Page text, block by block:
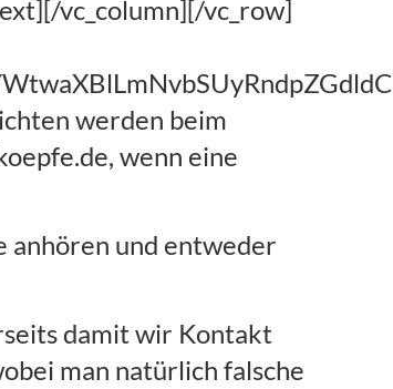
vc_column][/vc_row]
werden beim
wenn eine
anhören und entweder
damit wir Kontakt
man natürlich falsche